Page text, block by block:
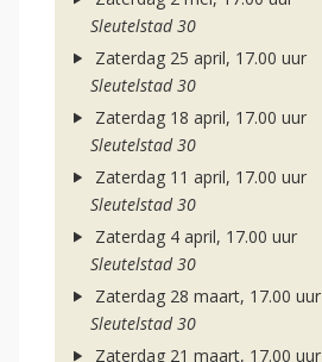
Sleutelstad 30
Zaterdag 25 april, 17.00 uur
Sleutelstad 30
Zaterdag 18 april, 17.00 uur
Sleutelstad 30
Zaterdag 11 april, 17.00 uur
Sleutelstad 30
Zaterdag 4 april, 17.00 uur
Sleutelstad 30
Zaterdag 28 maart, 17.00 uur
Sleutelstad 30
Zaterdag 21 maart, 17.00 uur